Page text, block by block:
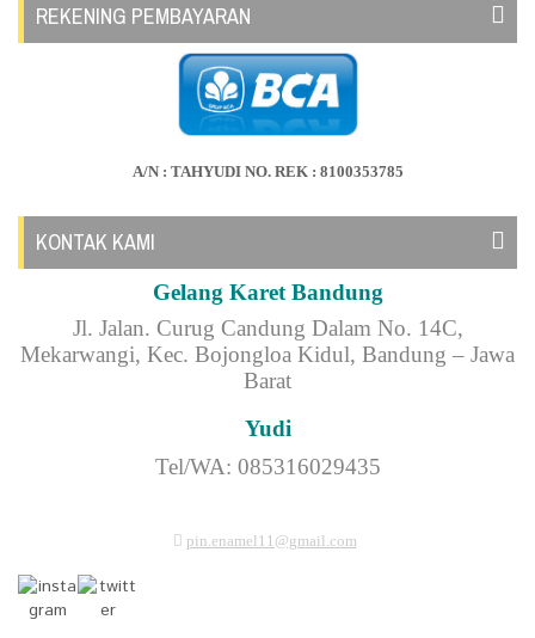
REKENING PEMBAYARAN
A/N : TAHYUDI NO. REK : 8100353785
KONTAK KAMI
Gelang Karet Bandung
Jl. Jalan. Curug Candung Dalam No. 14C,
Mekarwangi, Kec. Bojongloa Kidul, Bandung – Jawa
Barat
Yudi
Tel/WA: 085316029435
pin.enamel11@gmail.com